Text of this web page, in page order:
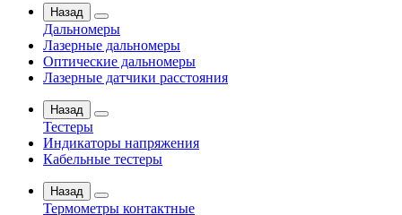
Назад
Дальномеры
Лазерные дальномеры
Оптические дальномеры
Лазерные датчики расстояния
Назад
Тестеры
Индикаторы напряжения
Кабельные тестеры
Назад
Термометры контактные